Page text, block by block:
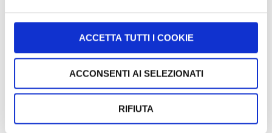
ACCETTA TUTTI I COOKIE
ACCONSENTI AI SELEZIONATI
RIFIUTA
fattori appena elencati costituiscono elementi
ricorsivi nei processi di Gamification. Abbiamo
avuto più volte modo di parlare di meccaniche quali:
Assegnazione di punteggi in base alle azioni
svolte e gestione di leaderboard e classifiche =>
Incentivi;